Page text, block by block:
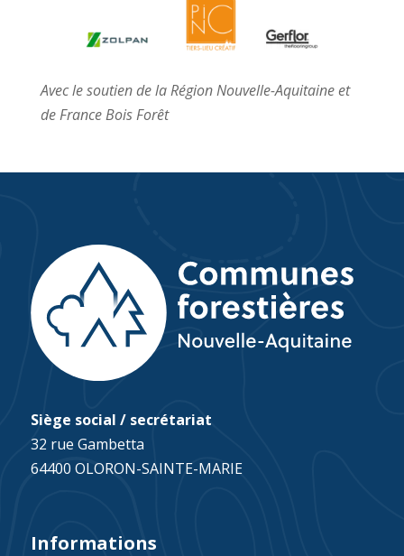
Avec le soutien de la Région Nouvelle-Aquitaine et
de France Bois Forêt
Siège social / secrétariat
32 rue Gambetta
64400 OLORON-SAINTE-MARIE
Informations